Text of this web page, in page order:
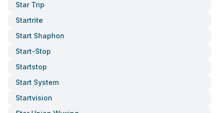
Star Trip
Startrite
Start Shaphon
Start-Stop
Startstop
Start System
Startvision